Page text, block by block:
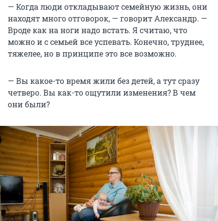
— Когда люди откладывают семейную жизнь, они
находят много отговорок, — говорит Александр. —
Вроде как на ноги надо встать. Я считаю, что
можно и с семьей все успевать. Конечно, труднее,
тяжелее, но в принципе это все возможно.
— Вы какое-то время жили без детей, а тут сразу
четверо. Вы как-то ощутили изменения? В чем
они были?